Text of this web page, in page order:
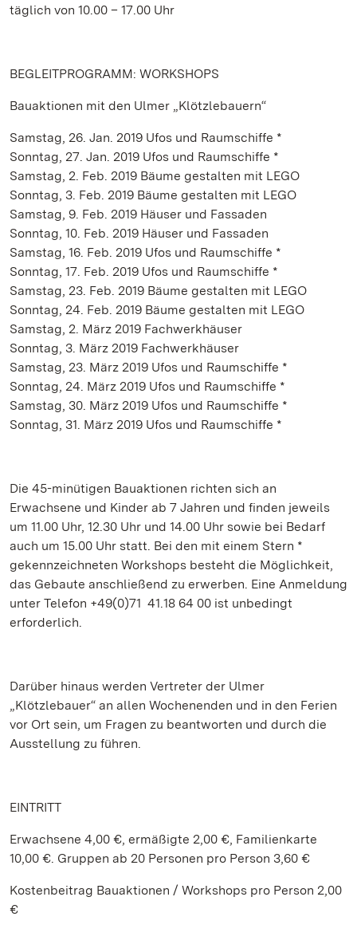
täglich von 10.00 – 17.00 Uhr
BEGLEITPROGRAMM: WORKSHOPS
Bauaktionen mit den Ulmer „Klötzlebauern“
Samstag, 26. Jan. 2019 Ufos und Raumschiffe *
Sonntag, 27. Jan. 2019 Ufos und Raumschiffe *
Samstag, 2. Feb. 2019 Bäume gestalten mit LEGO
Sonntag, 3. Feb. 2019 Bäume gestalten mit LEGO
Samstag, 9. Feb. 2019 Häuser und Fassaden
Sonntag, 10. Feb. 2019 Häuser und Fassaden
Samstag, 16. Feb. 2019 Ufos und Raumschiffe *
Sonntag, 17. Feb. 2019 Ufos und Raumschiffe *
Samstag, 23. Feb. 2019 Bäume gestalten mit LEGO
Sonntag, 24. Feb. 2019 Bäume gestalten mit LEGO
Samstag, 2. März 2019 Fachwerkhäuser
Sonntag, 3. März 2019 Fachwerkhäuser
Samstag, 23. März 2019 Ufos und Raumschiffe *
Sonntag, 24. März 2019 Ufos und Raumschiffe *
Samstag, 30. März 2019 Ufos und Raumschiffe *
Sonntag, 31. März 2019 Ufos und Raumschiffe *
Die 45-minütigen Bauaktionen richten sich an
Erwachsene und Kinder ab 7 Jahren und finden jeweils
um 11.00 Uhr, 12.30 Uhr und 14.00 Uhr sowie bei Bedarf
auch um 15.00 Uhr statt. Bei den mit einem Stern *
gekennzeichneten Workshops besteht die Möglichkeit,
das Gebaute anschließend zu erwerben. Eine Anmeldung
unter Telefon +49(0)71 41.18 64 00 ist unbedingt
erforderlich.
Darüber hinaus werden Vertreter der Ulmer
„Klötzlebauer“ an allen Wochenenden und in den Ferien
vor Ort sein, um Fragen zu beantworten und durch die
Ausstellung zu führen.
EINTRITT
Erwachsene 4,00 €, ermäßigte 2,00 €, Familienkarte
10,00 €. Gruppen ab 20 Personen pro Person 3,60 €
Kostenbeitrag Bauaktionen / Workshops pro Person 2,00
€